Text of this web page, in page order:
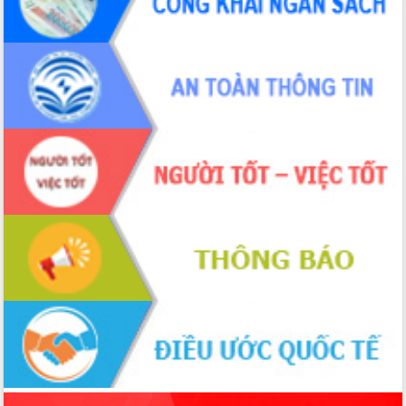
món ăn từ sầu riêng
Đắk Lắk công bố Quy hoạch và xúc
tiến đầu tư tỉnh
Ngành cá ngừ Đắk Lắk chủ động thích
ứng để giữ vững thị trường xuất khẩu
Diễn đàn Kinh tế tư nhân Việt Nam đột
phá cơ chế - Hợp tác công tư
Đề án 06 tạo bước ngoặt đột phá trong
cải cách hành chính tỉnh Đắk Lắk
Kết nối tour, đẩy mạnh chuyển đổi số
để phát triển du lịch Đắk Lắk
Khởi động Dự án Đầu tư xây dựng hạ
tầng kỹ thuật Cụm công nghiệp Tân
Tiến
Gặp mặt các cơ quan báo chí nhân Kỷ
niệm 101 năm Ngày Báo chí Cách
mạng Việt Nam
Đắk Lắk sơ kết 4 năm triển khai thực
hiện Đề án 06 của Chính phủ
Họp báo thông tin về Hội nghị Công bố